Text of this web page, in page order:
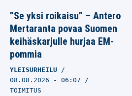
”Se yksi roikaisu” – Antero
Mertaranta povaa Suomen
keihäskarjulle hurjaa EM-
pommia
YLEISURHEILU
08.08.2026 - 06:07
TOIMITUS